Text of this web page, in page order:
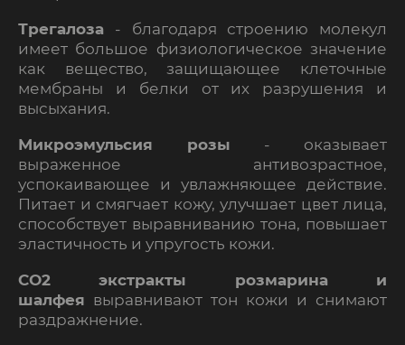
Трегалоза - благодаря строению молекул
имеет большое физиологическое значение
как вещество, защищающее клеточные
мембраны и белки от их разрушения и
высыхания.
Микроэмульсия розы - оказывает
выраженное антивозрастное,
успокаивающее и увлажняющее действие.
Питает и смягчает кожу, улучшает цвет лица,
способствует выравниванию тона, повышает
эластичность и упругость кожи.
СО2 экстракты розмарина и
шалфея выравнивают тон кожи и снимают
раздражнение.